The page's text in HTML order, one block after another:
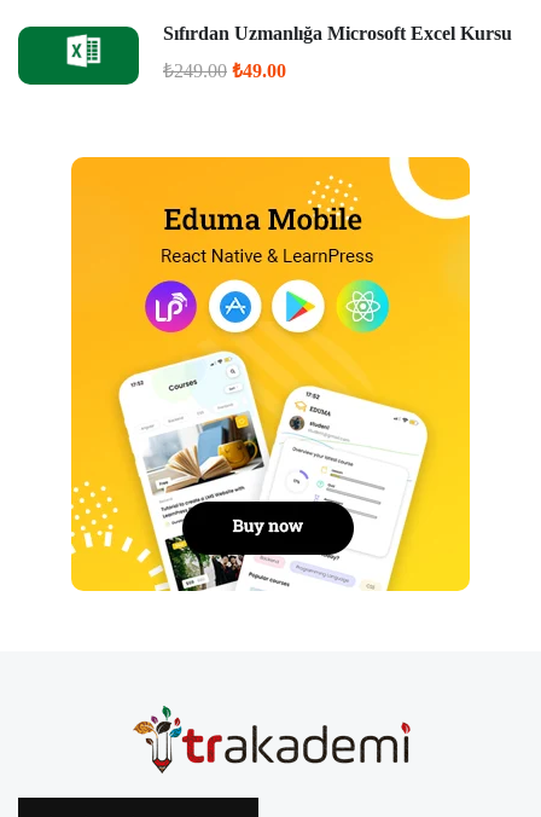
Sıfırdan Uzmanlığa Microsoft Excel Kursu
₺249.00 ₺49.00